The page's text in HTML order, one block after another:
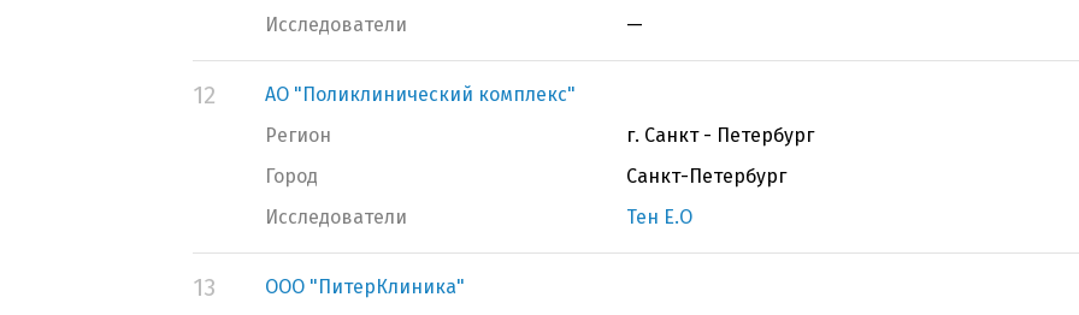
Исследователи
—
12
АО "Поликлинический комплекс"
Регион
г. Санкт - Петербург
Город
Санкт-Петербург
Исследователи
Тен Е.О
13
ООО "ПитерКлиника"